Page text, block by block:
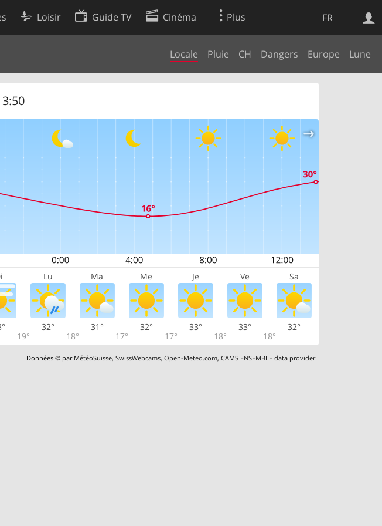
FR
Loisir Guide TV Cinéma Plus
Locale Pluie CH Dangers Europe Lune
Lu Ma Me Je Ve Sa
19°
32°
18°
31°
17°
32°
17°
33°
18°
33°
18°
32°
Données © par MétéoSuisse,SwissWebcams,Open-Meteo.com,CAMS ENSEMBLE data provider
Web
Préférences de cookies